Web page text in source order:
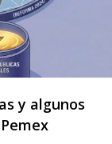
y algunos